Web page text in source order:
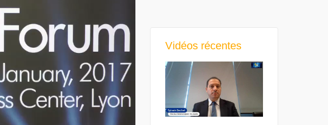
Vidéos récentes